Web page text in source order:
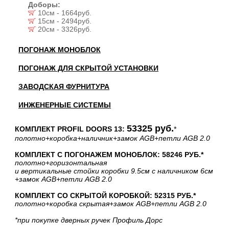
Доборы:
10см - 1664руб.
15см - 2494руб.
20см - 3326руб.
ПОГОНАЖ МОНОБЛОК
ПОГОНАЖ ДЛЯ СКРЫТОЙ УСТАНОВКИ
ЗАВОДСКАЯ ФУРНИТУРА
ИНЖЕНЕРНЫЕ СИСТЕМЫ
КОМПЛЕКТ PROFIL DOORS 13: 53325 руб.*
полотно+коробка+наличник+замок AGB+петли AGB 2.0
КОМПЛЕКТ С ПОГОНАЖЕМ МОНОБЛОК: 58246 РУБ.*
полотно+горизонтальная
и вертикальные стойки коробки 9.5см с наличником 6см
+замок AGB+петли AGB 2.0
КОМПЛЕКТ СО СКРЫТОЙ КОРОБКОЙ: 52315 РУБ.*
полотно+коробка скрытая+замок AGB+петли AGB 2.0
*при покупке дверных ручек Профиль Дорс